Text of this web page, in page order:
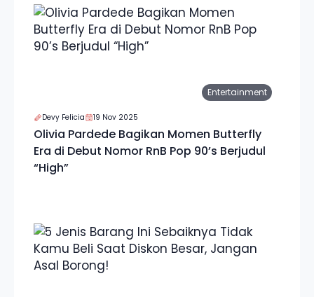
Entertainment
Devy Felicia 19 Nov 2025
Olivia Pardede Bagikan Momen Butterfly
Era di Debut Nomor RnB Pop 90’s Berjudul
“High”